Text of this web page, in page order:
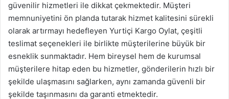
güvenilir hizmetleri ile dikkat çekmektedir. Müşteri
memnuniyetini ön planda tutarak hizmet kalitesini sürekli
olarak artırmayı hedefleyen Yurtiçi Kargo Oylat, çeşitli
teslimat seçenekleri ile birlikte müşterilerine büyük bir
esneklik sunmaktadır. Hem bireysel hem de kurumsal
müşterilere hitap eden bu hizmetler, gönderilerin hızlı bir
şekilde ulaşmasını sağlarken, aynı zamanda güvenli bir
şekilde taşınmasını da garanti etmektedir.